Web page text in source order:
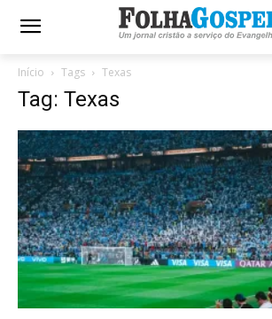
Início Tags Texas
Tag: Texas